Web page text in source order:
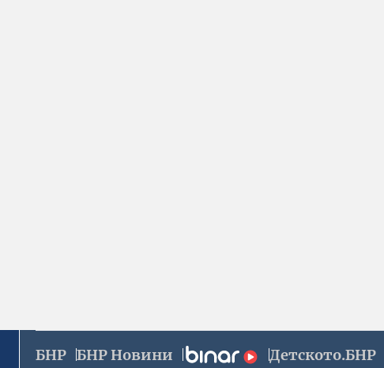
БНР БНР Новини Детското.БНР